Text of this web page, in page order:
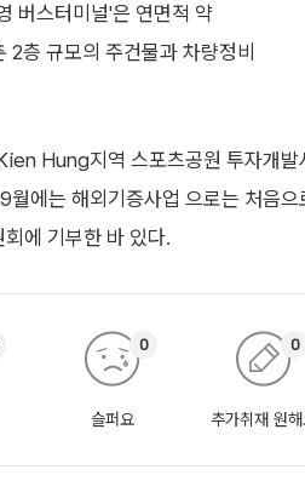
버스터미널'은 연면적 약
층 규모의 주건물과 차량정비
Hung지역 스포츠공원 투자개
에는 해외기증사업 으로는 처음
에 기부한 바 있다.
슬퍼요
0
추가취재 원
0